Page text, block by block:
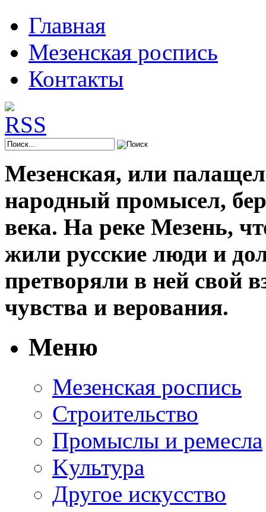
Главная
Мезенская роспись
Контакты
Мезенская, или
народный промысел,
века. На реке Мезень,
жили русские люди и
претворяли в ней свой
чувства и верования.
Меню
Мезенская роспись
Строительство
Промыслы и ремесла
Kультура
Другое искусство